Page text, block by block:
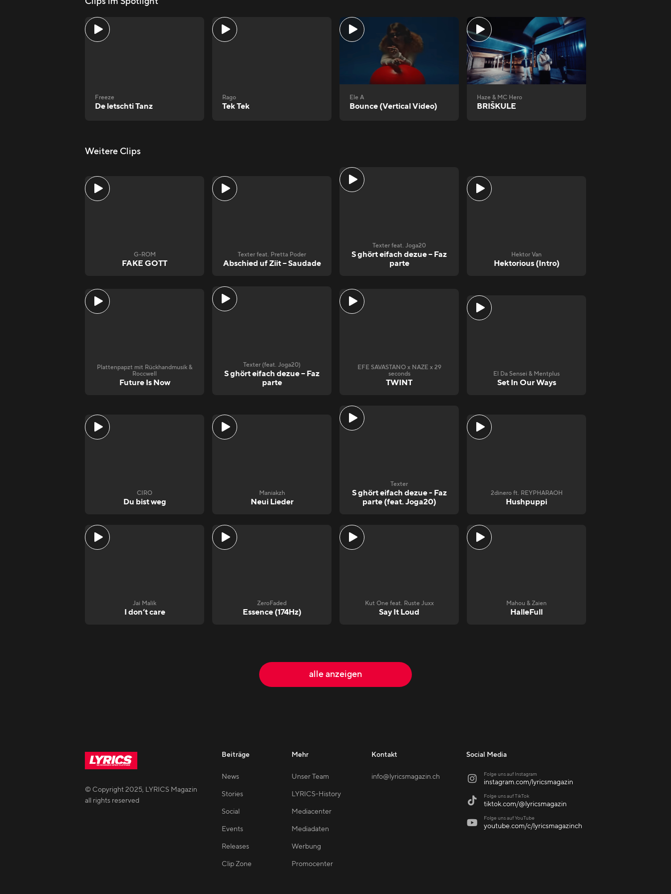
Freeze
De letschti Tanz
Rago
Tek Tek
Ele A
Bounce (Vertical Video)
Haze & MC Hero
BRIŠKULE
Weitere Clips
G-ROM
FAKE GOTT
Texter feat. Pretta Poder
Abschied uf Ziit – Saudade
Texter feat. Joga20
S ghört eifach dezue – Faz
parte
Hektor Van
Hektorious (Intro)
Plattenpapzt mit Rückhandmusik &
Roccwell
Future Is Now
Texter (feat. Joga20)
S ghört eifach dezue – Faz
parte
EFE SAVASTANO x NAZE x 29
seconds
TWINT
El Da Sensei & Mentplus
Set In Our Ways
CIRO
Du bist weg
Maniakzh
Neui Lieder
Texter
S ghört eifach dezue - Faz
parte (feat. Joga20)
2dinero ft. REYPHARAOH
Hushpuppi
Jai Malik
I don‘t care
ZeroFaded
Essence (174Hz)
Kut One feat. Ruste Juxx
Say It Loud
Mahou & Zaien
HalleFull
alle anzeigen
© Copyright2025, LYRICS Magazin
all rights reserved
Beiträge
News
Stories
Social
Events
Releases
Clip Zone
Mehr
Unser Team
LYRICS-History
Mediacenter
Mediadaten
Werbung
Promocenter
Kontakt
info@lyricsmagazin.ch
Social Media
 Folge uns auf Instagram
instagram.com/lyricsmagazin
 Folge uns auf TikTok
tiktok.com/@lyricsmagazin
 Folge uns auf YouTube
youtube.com/c/lyricsmagazinch